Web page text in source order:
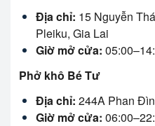
Địa chỉ: 15 Nguyễn
Pleiku, Gia Lai
Giờ mở cửa:
Phở khô Bé Tư
Địa chỉ: 244A Phan
Giờ mở cửa: